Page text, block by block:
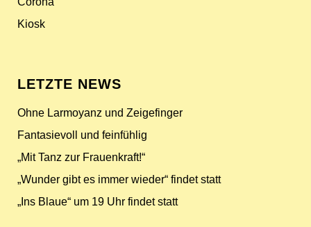
Kiosk
LETZTE NEWS
Ohne Larmoyanz und Zeigefinger
Fantasievoll und feinfühlig
„Mit Tanz zur Frauenkraft!“
„Wunder gibt es immer wieder“ findet statt
„Ins Blaue“ um 19 Uhr findet statt